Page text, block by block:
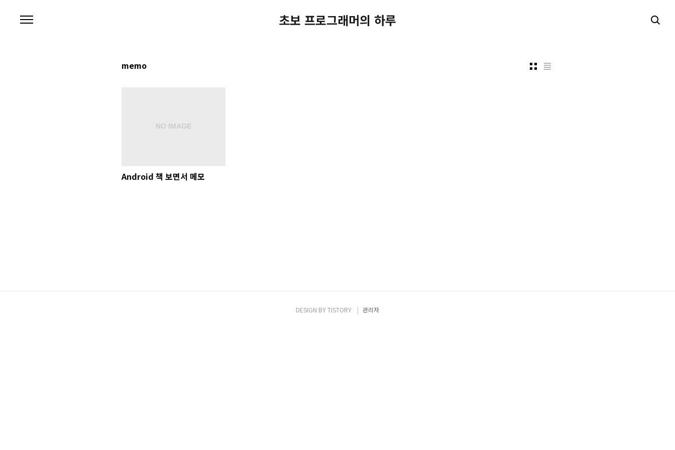
초보 프로그래머의 하루
memo
Android 책 보면서 메모
DESIGN BYTISTORY 관리자